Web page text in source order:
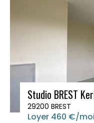
Studio BREST
29200 BREST
Loyer 460 €/